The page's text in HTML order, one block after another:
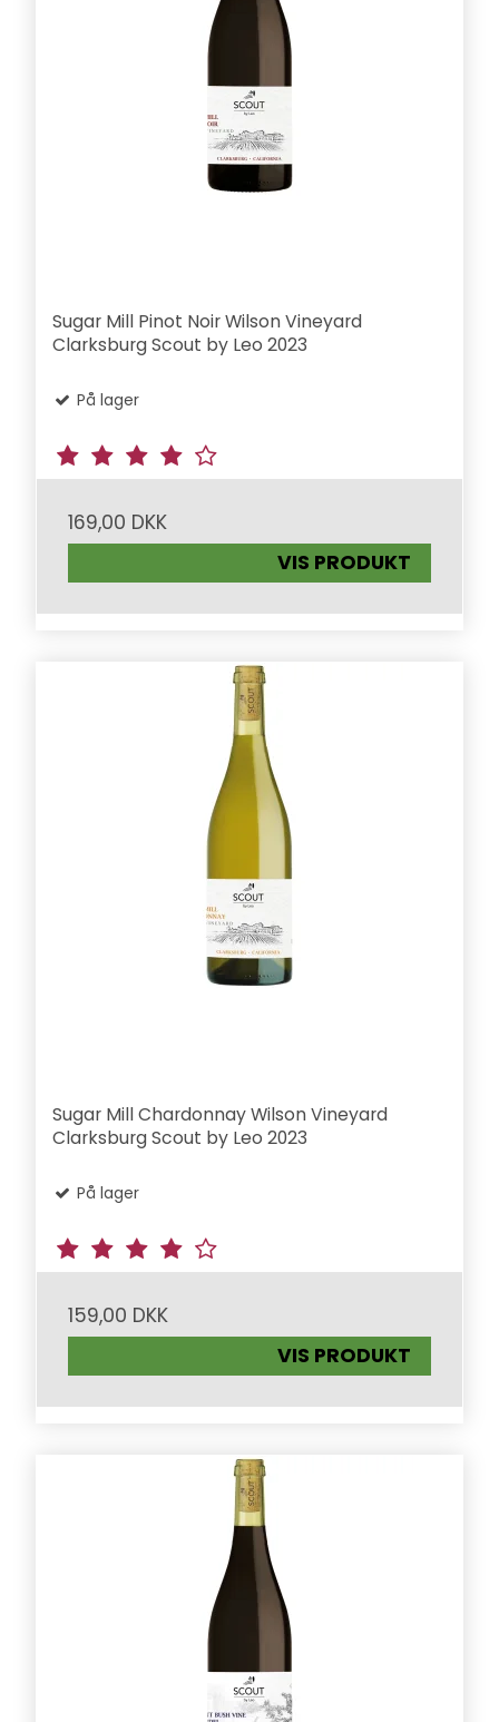
Sugar Mill Pinot Noir Wilson Vineyard
Clarksburg Scout by Leo 2023
På lager
169,00 DKK
VIS PRODUKT
Sugar Mill Chardonnay Wilson Vineyard
Clarksburg Scout by Leo 2023
På lager
159,00 DKK
VIS PRODUKT